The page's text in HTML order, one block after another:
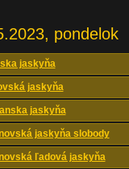
pondelok
jaskyňa
jaskyňa
jaskyňa
jaskyňa slobody
ľadová jaskyňa